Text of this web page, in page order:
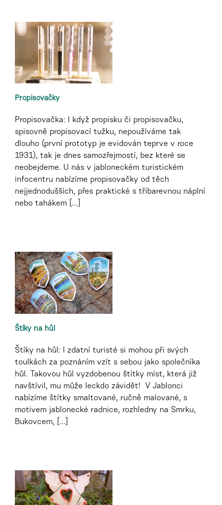
Propisovačky
Propisovačka: I když propisku či propisovačku,
spisovně propisovací tužku, nepoužíváme tak
dlouho (první prototyp je evidován teprve v roce
1931), tak je dnes samozřejmostí, bez které se
neobejdeme. U nás v jabloneckém turistickém
infocentru nabízíme propisovačky od těch
nejjednodušších, přes praktické s tříbarevnou náplní
nebo tahákem [...]
Štíky na hůl
Štíky na hůl: I zdatní turisté si mohou při svých
toulkách za poznáním vzít s sebou jako společníka
hůl. Takovou hůl vyzdobenou štítky míst, která již
navštívil, mu může leckdo závidět! V Jablonci
nabízíme štítky smaltované, ručně malované, s
motivem jablonecké radnice, rozhledny na Smrku,
Bukovcem, [...]